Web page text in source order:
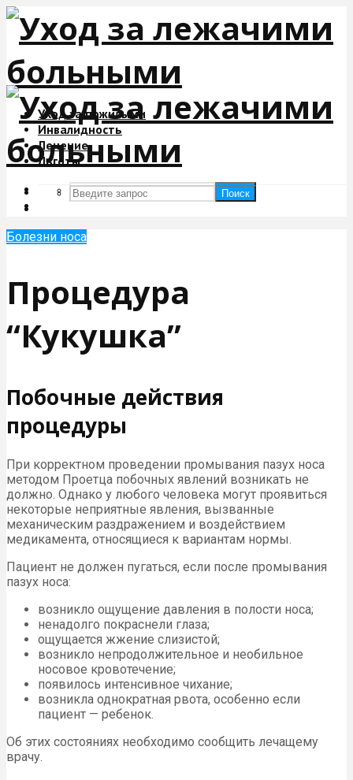
Уход за пожилыми
Инвалидность
Лечение
Льготы
Поиск
Поиск
Болезни носа
Процедура
“Кукушка”
Побочные действия
процедуры
При корректном проведении промывания пазух носа
методом Проетца побочных явлений возникать не
должно. Однако у любого человека могут проявиться
некоторые неприятные явления, вызванные
механическим раздражением и воздействием
медикамента, относящиеся к вариантам нормы.
Пациент не должен пугаться, если после промывания
пазух носа:
возникло ощущение давления в полости носа;
ненадолго покраснели глаза;
ощущается жжение слизистой;
возникло непродолжительное и необильное
носовое кровотечение;
появилось интенсивное чихание;
возникла однократная рвота, особенно если
пациент — ребенок.
Об этих состояниях необходимо сообщить лечащему
врачу.